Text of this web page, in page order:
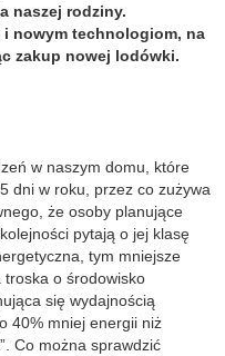
naszej rodziny.
i nowym technologiom, na
zakup nowej lodówki.
w naszym domu, które
dni w roku, przez co zużywa
że osoby planujące
pytają o jej klasę
tym mniejsze
troska o środowisko
się wydajnością
40% mniej energii niż
Co można sprawdzić